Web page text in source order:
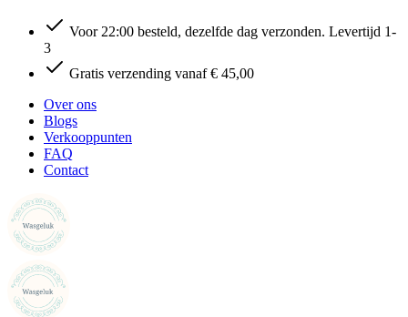
Voor 22:00 besteld, dezelfde dag verzonden. Levertijd 1-
3
Gratis verzending vanaf € 45,00
Over ons
Blogs
Verkooppunten
FAQ
Contact